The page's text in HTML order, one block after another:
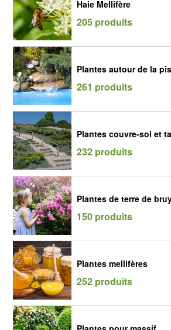
Haie Mellifère
205 produits
Plantes autour de la
261 produits
Plantes couvre-sol et
232 produits
Plantes de terre de
150 produits
Plantes mellifères
252 produits